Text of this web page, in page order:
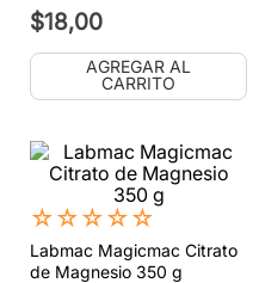
$18,00
AGREGAR AL
CARRITO
☆☆☆☆☆
Labmac Magicmac Citrato
de Magnesio 350 g